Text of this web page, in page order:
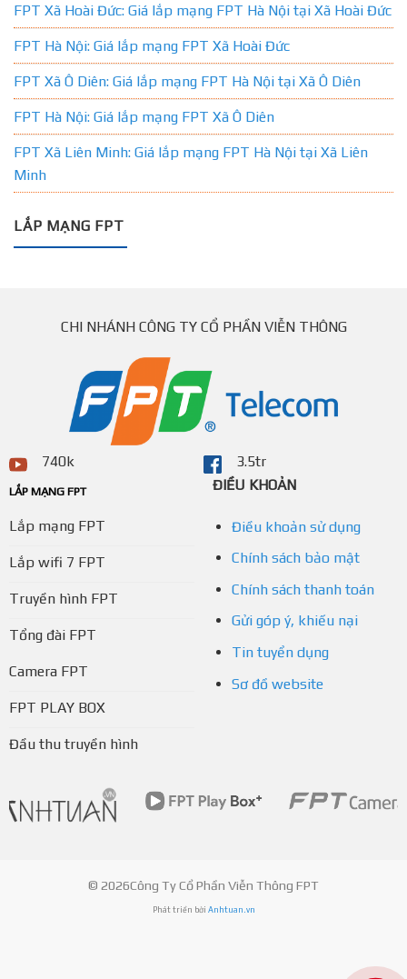
FPT Xã Hoài Đức: Giá lắp mạng FPT Hà Nội tại Xã Hoài Đức
FPT Hà Nội: Giá lắp mạng FPT Xã Hoài Đức
FPT Xã Ô Diên: Giá lắp mạng FPT Hà Nội tại Xã Ô Diên
FPT Hà Nội: Giá lắp mạng FPT Xã Ô Diên
FPT Xã Liên Minh: Giá lắp mạng FPT Hà Nội tại Xã Liên
Minh
LẮP MẠNG FPT
CHI NHÁNH CÔNG TY CỔ PHẦN VIỄN THÔNG
740k 3.5tr
LẮP MẠNG FPT
Lắp mạng FPT
Lắp wifi 7 FPT
Truyền hình FPT
Tổng đài FPT
Camera FPT
FPT PLAY BOX
Đầu thu truyền hình
ĐIỀU KHOẢN
Điều khoản sử dụng
Chính sách bảo mật
Chính sách thanh toán
Gửi góp ý, khiếu nại
Tin tuyển dụng
Sơ đồ website
© 2026Công Ty Cổ Phần Viễn Thông FPT
Phát triển bởi Anhtuan.vn